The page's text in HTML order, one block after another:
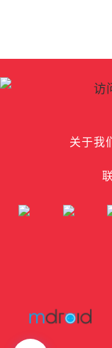
关于我